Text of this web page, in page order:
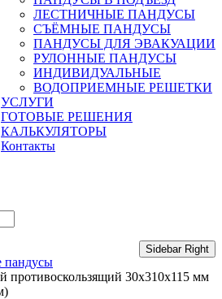
ЛЕСТНИЧНЫЕ ПАНДУСЫ
CЪЁМНЫЕ ПАНДУСЫ
ПАНДУСЫ ДЛЯ ЭВАКУАЦИИ
РУЛОННЫЕ ПАНДУСЫ
ИНДИВИДУАЛЬНЫЕ
ВОДОПРИЕМНЫЕ РЕШЕТКИ
УСЛУГИ
ГОТОВЫЕ РЕШЕНИЯ
КАЛЬКУЛЯТОРЫ
Контакты
Sidebar Right
пандусы
противоскользящий 30х310х115 мм